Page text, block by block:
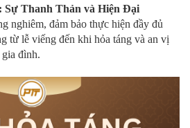
Sự Thanh Thản và Hiện Đại
nghiêm, đảm bảo thực hiện đầy đủ
từ lễ viếng đến khi hỏa táng và an vị
đình.